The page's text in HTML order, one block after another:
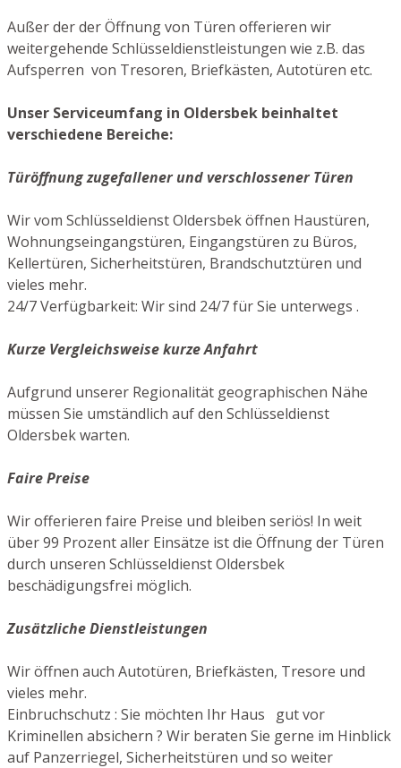
Außer der der Öffnung von Türen offerieren wir
weitergehende Schlüsseldienstleistungen wie z.B. das
Aufsperren von Tresoren, Briefkästen, Autotüren etc.
Unser Serviceumfang in Oldersbek beinhaltet
verschiedene Bereiche:
Türöffnung zugefallener und verschlossener Türen
Wir vom Schlüsseldienst Oldersbek öffnen Haustüren,
Wohnungseingangstüren, Eingangstüren zu Büros,
Kellertüren, Sicherheitstüren, Brandschutztüren und
vieles mehr.
24/7 Verfügbarkeit: Wir sind 24/7 für Sie unterwegs .
Kurze Vergleichsweise kurze Anfahrt
Aufgrund unserer Regionalität geographischen Nähe
müssen Sie umständlich auf den Schlüsseldienst
Oldersbek warten.
Faire Preise
Wir offerieren faire Preise und bleiben seriös! In weit
über 99 Prozent aller Einsätze ist die Öffnung der Türen
durch unseren Schlüsseldienst Oldersbek
beschädigungsfrei möglich.
Zusätzliche Dienstleistungen
Wir öffnen auch Autotüren, Briefkästen, Tresore und
vieles mehr.
Einbruchschutz : Sie möchten Ihr Haus gut vor
Kriminellen absichern ? Wir beraten Sie gerne im Hinblick
auf Panzerriegel, Sicherheitstüren und so weiter